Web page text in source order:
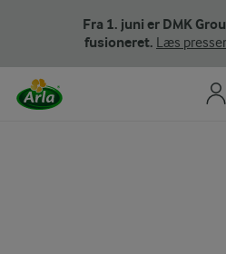
Fra 1. juni er DMK
fusioneret. Læs